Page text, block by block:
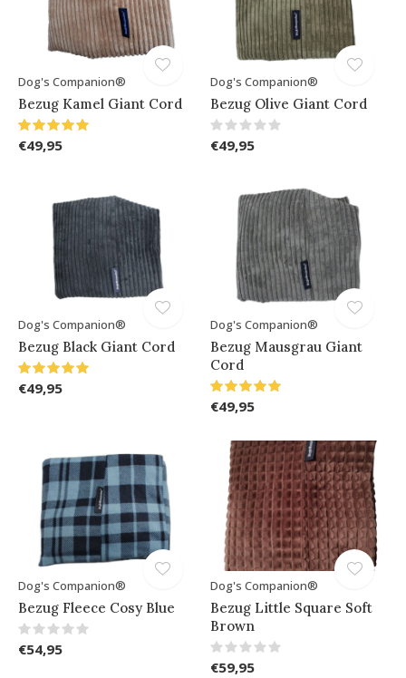
Dog's Companion®
Bezug Kamel Giant Cord
€49,95
Dog's Companion®
Bezug Olive Giant Cord
€49,95
Dog's Companion®
Bezug Black Giant Cord
€49,95
Dog's Companion®
Bezug Mausgrau Giant
Cord
€49,95
Dog's Companion®
Bezug Fleece Cosy Blue
€54,95
Dog's Companion®
Bezug Little Square Soft
Brown
€59,95